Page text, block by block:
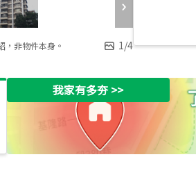
，非物件本身。 1/4
我家有多夯>>